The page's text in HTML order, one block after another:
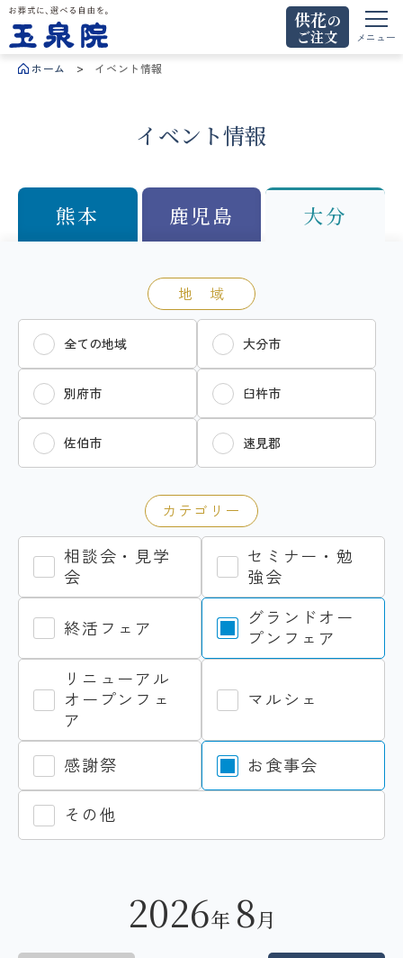
お葬式に、選べる自由を。玉泉院
供花の
ご注文
メニュー
ホーム イベント情報
イベント情報
熊本 鹿児島 大分
地 域
全ての地域 大分市
別府市 臼杵市
佐伯市 速見郡
カテゴリー
相談会・見学
会
セミナー・勉
強会
終活フェア
グランドオー
プンフェア
リニューアル
オープンフェ
ア
マルシェ
感謝祭 お食事会
その他
2026年 8月